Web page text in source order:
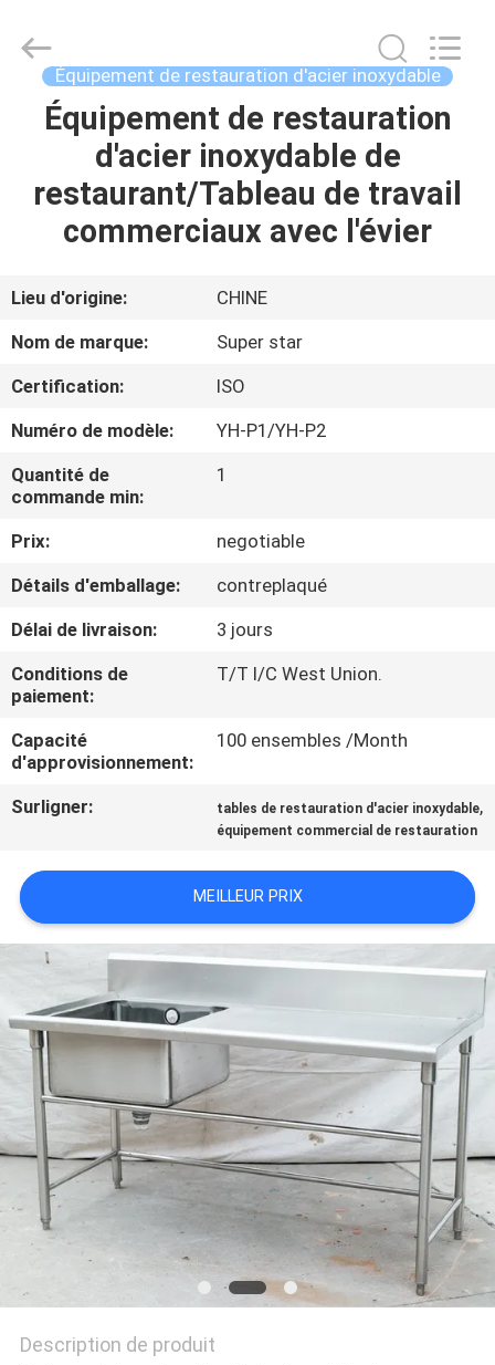
MAISON
PRODUITS
AU
DE
NOUS
VISITE
D'USINE
CONTRÔLE
DE
QUALITÉ
CONTACTEZ-
NOUS
NOUVELLES
CAS
VR
PLAN
DU
SITE
PRIVACY
POLICY
Catering
equipments
Équipement de restauration d'acier inoxydable
Équipement de restauration
d'acier inoxydable de
restaurant/Tableau de travail
commerciaux avec l'évier
Lieu d'origine:
CHINE
Nom de marque:
Super star
Certification:
ISO
Numéro de modèle:
YH-P1/YH-P2
Quantité de
commande min:
1
Prix:
negotiable
Détails d'emballage:
contreplaqué
Délai de livraison:
3 jours
Conditions de
paiement:
T/T l/C West Union.
Capacité
d'approvisionnement:
100 ensembles /Month
Surligner: tables de restauration d'acier inoxydable,
équipement commercial de restauration
MEILLEUR PRIX
Description de produit